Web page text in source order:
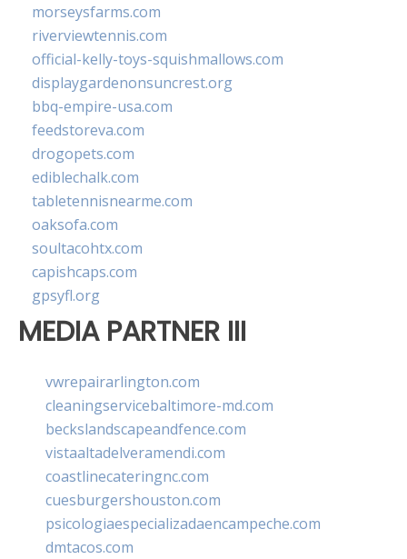
morseysfarms.com
riverviewtennis.com
official-kelly-toys-squishmallows.com
displaygardenonsuncrest.org
bbq-empire-usa.com
feedstoreva.com
drogopets.com
ediblechalk.com
tabletennisnearme.com
oaksofa.com
soultacohtx.com
capishcaps.com
gpsyfl.org
MEDIA PARTNER III
vwrepairarlington.com
cleaningservicebaltimore-md.com
beckslandscapeandfence.com
vistaaltadelveramendi.com
coastlinecateringnc.com
cuesburgershouston.com
psicologiaespecializadaencampeche.com
dmtacos.com